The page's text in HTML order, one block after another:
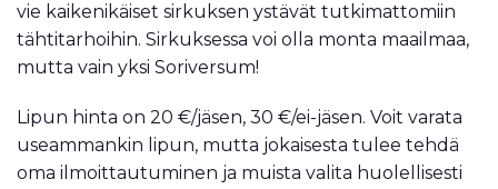
vie kaikenikäiset sirkuksen ystävät tutkimattomiin
tähtitarhoihin. Sirkuksessa voi olla monta maailmaa,
mutta vain yksi Soriversum!
Lipun hinta on 20 €/jäsen, 30 €/ei-jäsen. Voit varata
useammankin lipun, mutta jokaisesta tulee tehdä
oma ilmoittautuminen ja muista valita huolellisesti